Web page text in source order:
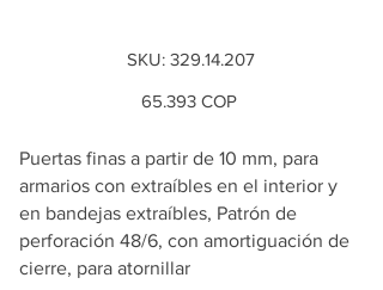
SKU: SKU
329.14.207
329.14.207
Precio
65.393 COP
Puertas finas a partir de 10 mm, para
armarios con extraíbles en el interior y
en bandejas extraíbles, Patrón de
perforación 48/6, con amortiguación de
cierre, para atornillar